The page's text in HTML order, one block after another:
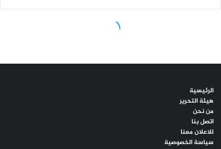
الرئيسية
هيئة التحرير
من نحن
اتصل بنا
للاعلان معنا
سياسة الخصوصية